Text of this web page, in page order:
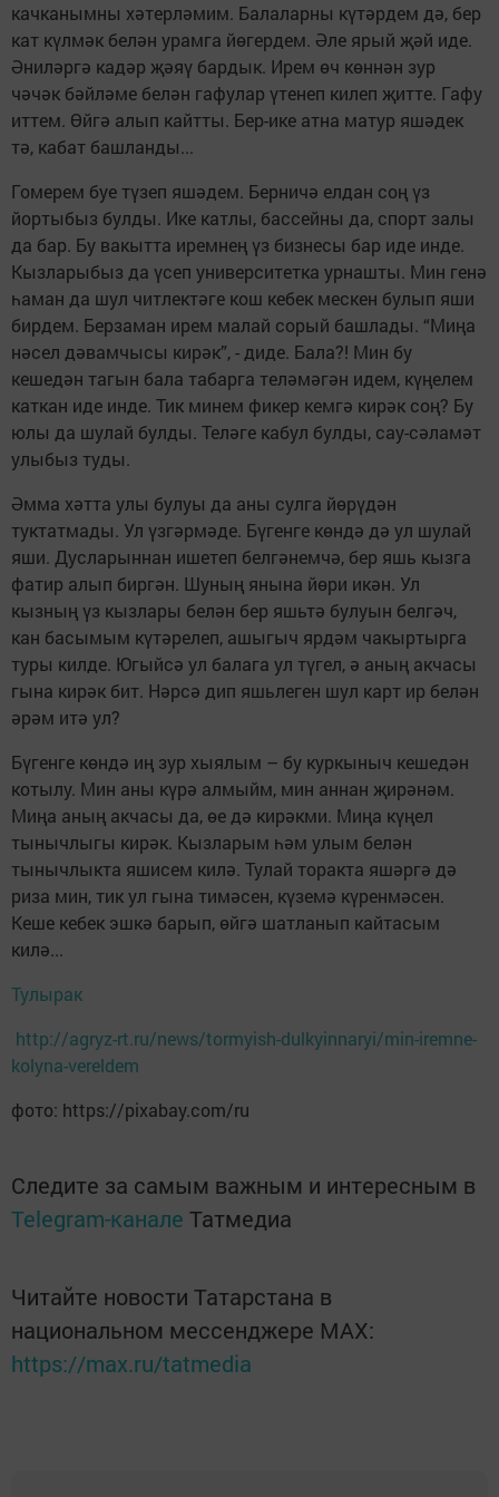
качканымны хәтерләмим. Балаларны күтәрдем дә, бер
кат күлмәк белән урамга йөгердем. Әле ярый җәй иде.
Әниләргә кадәр җәяү бардык. Ирем өч көннән зур
чәчәк бәйләме белән гафулар үтенеп килеп җитте. Гафу
иттем. Өйгә алып кайтты. Бер-ике атна матур яшәдек
тә, кабат башланды...
Гомерем буе түзеп яшәдем. Берничә елдан соң үз
йортыбыз булды. Ике катлы, бассейны да, спорт залы
да бар. Бу вакытта иремнең үз бизнесы бар иде инде.
Кызларыбыз да үсеп университетка урнашты. Мин генә
һаман да шул читлектәге кош кебек мескен булып яши
бирдем. Берзаман ирем малай сорый башлады. “Миңа
нәсел дәвамчысы кирәк”, - диде. Бала?! Мин бу
кешедән тагын бала табарга теләмәгән идем, күңелем
каткан иде инде. Тик минем фикер кемгә кирәк соң? Бу
юлы да шулай булды. Теләге кабул булды, сау-сәламәт
улыбыз туды.
Әмма хәтта улы булуы да аны сулга йөрүдән
туктатмады. Ул үзгәрмәде. Бүгенге көндә дә ул шулай
яши. Дусларыннан ишетеп белгәнемчә, бер яшь кызга
фатир алып биргән. Шуның янына йөри икән. Ул
кызның үз кызлары белән бер яшьтә булуын белгәч,
кан басымым күтәрелеп, ашыгыч ярдәм чакыртырга
туры килде. Югыйсә ул балага ул түгел, ә аның акчасы
гына кирәк бит. Нәрсә дип яшьлеген шул карт ир белән
әрәм итә ул?
Бүгенге көндә иң зур хыялым – бу куркыныч кешедән
котылу. Мин аны күрә алмыйм, мин аннан җирәнәм.
Миңа аның акчасы да, өе дә кирәкми. Миңа күңел
тынычлыгы кирәк. Кызларым һәм улым белән
тынычлыкта яшисем килә. Тулай торакта яшәргә дә
риза мин, тик ул гына тимәсен, күземә күренмәсен.
Кеше кебек эшкә барып, өйгә шатланып кайтасым
килә...
Тулырак
http://agryz-rt.ru/news/tormyish-dulkyinnaryi/min-iremne-
kolyna-vereldem
фото: https://pixabay.com/ru
Следите за самым важным и интересным в
Telegram-канале Татмедиа
Читайте новости Татарстана в
национальном мессенджере MАХ:
https://max.ru/tatmedia